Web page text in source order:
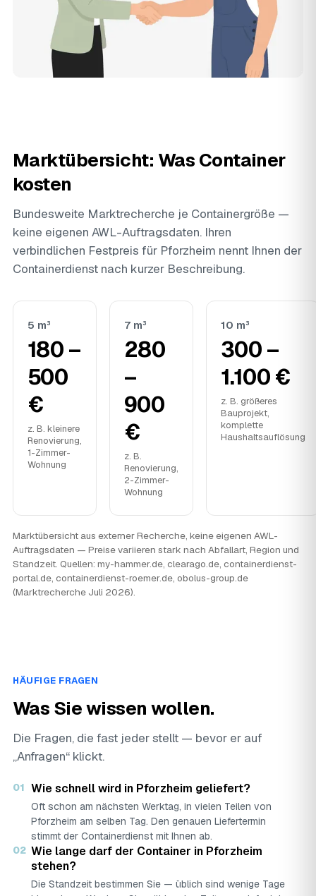
Marktübersicht: Was Container
kosten
Bundesweite Marktrecherche je Containergröße —
keine eigenen AWL-Auftragsdaten. Ihren
verbindlichen Festpreis für Pforzheim nennt Ihnen der
Containerdienst nach kurzer Beschreibung.
5 m³
180 –
500
€
z. B. kleinere
Renovierung,
1-Zimmer-
Wohnung
7 m³
280
–
900
€
z. B.
Renovierung,
2-Zimmer-
Wohnung
10 m³
300 –
1.100 €
z. B. größeres
Bauprojekt,
komplette
Haushaltsauflösung
Marktübersicht aus externer Recherche, keine eigenen AWL-
Auftragsdaten — Preise variieren stark nach Abfallart, Region und
Standzeit. Quellen: my-hammer.de, clearago.de, containerdienst-
portal.de, containerdienst-roemer.de, obolus-group.de
(Marktrecherche Juli 2026).
HÄUFIGE FRAGEN
Was Sie wissen wollen.
Die Fragen, die fast jeder stellt — bevor er auf
„Anfragen“ klickt.
01 Wie schnell wird in Pforzheim geliefert?
Oft schon am nächsten Werktag, in vielen Teilen von
Pforzheim am selben Tag. Den genauen Liefertermin
stimmt der Containerdienst mit Ihnen ab.
02 Wie lange darf der Container in Pforzheim
stehen?
Die Standzeit bestimmen Sie — üblich sind wenige Tage